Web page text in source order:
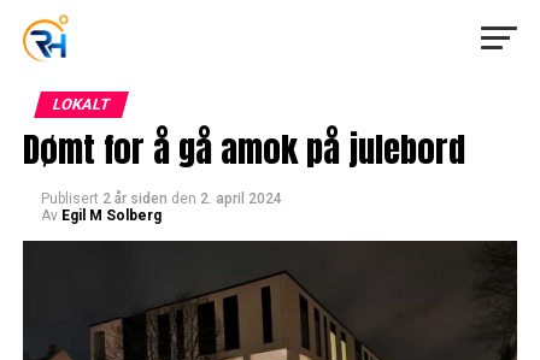
LOKALT
Dømt for å gå amok på julebord
Publisert 2 år siden den 2. april 2024
Av Egil M Solberg